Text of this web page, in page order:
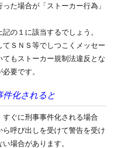
た場合が「ストーカー行為」
の１に該当するでしょう。
ＳＮＳ等でしつこくメッセー
もストーカー規制法違反とな
要です。
件化されると
ぐに刑事事件化される場合
呼び出しを受けて警告を受け
場合があります。